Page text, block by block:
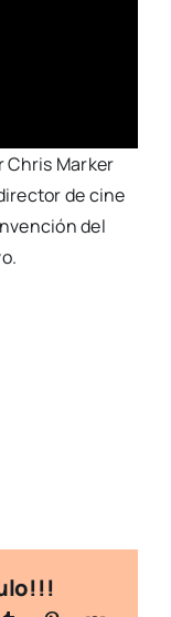
Chris Marker
de cine
del